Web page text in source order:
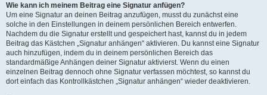
Wie kann ich meinem Beitrag eine Signatur anfügen?
Um eine Signatur an deinen Beitrag anzufügen, musst du zunächst eine
solche in den Einstellungen in deinem persönlichen Bereich entwerfen.
Nachdem du die Signatur erstellt und gespeichert hast, kannst du in jedem
Beitrag das Kästchen „Signatur anhängen“ aktivieren. Du kannst eine Signatur
auch hinzufügen, indem du in deinem persönlichen Bereich das
standardmäßige Anhängen deiner Signatur aktivierst. Wenn du einen
einzelnen Beitrag dennoch ohne Signatur verfassen möchtest, so kannst du
dort einfach das Kontrollkästchen „Signatur anhängen“ wieder deaktivieren.